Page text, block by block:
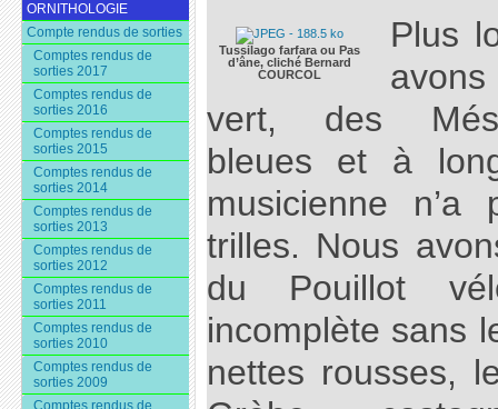
Tussilago farfara ou Pas
d’âne, cliché Bernard
COURCOL
Plus
vert, des
bleues et à
musicienne
trilles. Nous
du Pouillot
incomplète sans
nettes rousses,
ORNITHOLOGIE
Compte rendus de sorties
Comptes rendus de
sorties 2017
Comptes rendus de
sorties 2016
Comptes rendus de
sorties 2015
Comptes rendus de
sorties 2014
Comptes rendus de
sorties 2013
Comptes rendus de
sorties 2012
Comptes rendus de
sorties 2011
Comptes rendus de
sorties 2010
Comptes rendus de
sorties 2009